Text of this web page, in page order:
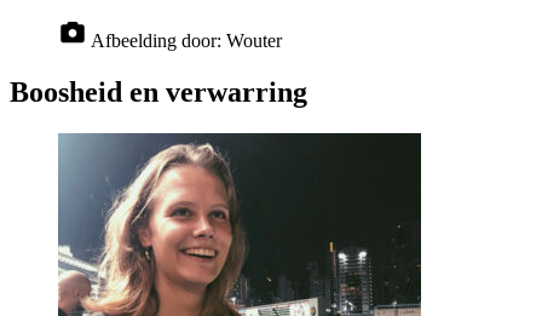
Afbeelding door: Wouter
Boosheid en verwarring